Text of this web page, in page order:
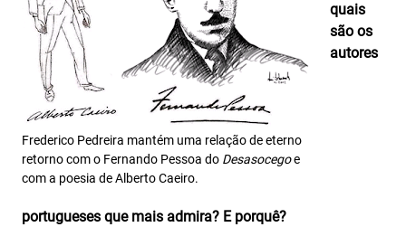
Frederico Pedreira mantém uma relação de eterno
retorno com o Fernando Pessoa do Desasocegoe
com a poesia de Alberto Caeiro.
quais
são os
autores
portugueses que mais admira? E porquê?